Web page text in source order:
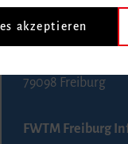
FWTM Tourist-
79098 Freiburg
FWTM Freiburg
akzeptieren